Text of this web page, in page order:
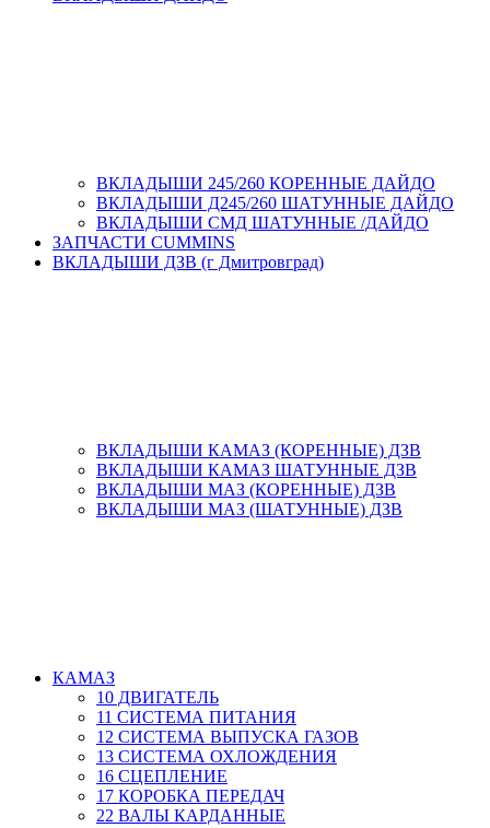
ВКЛАДЫШИ 245/260 КОРЕННЫЕ ДАЙДО
ВКЛАДЫШИ Д245/260 ШАТУННЫЕ ДАЙДО
ВКЛАДЫШИ СМД ШАТУННЫЕ /ДАЙДО
ЗАПЧАСТИ CUMMINS
ВКЛАДЫШИ ДЗВ (г Дмитровград)
ВКЛАДЫШИ КАМАЗ (КОРЕННЫЕ) ДЗВ
ВКЛАДЫШИ КАМАЗ ШАТУННЫЕ ДЗВ
ВКЛАДЫШИ МАЗ (КОРЕННЫЕ) ДЗВ
ВКЛАДЫШИ МАЗ (ШАТУННЫЕ) ДЗВ
КАМАЗ
10 ДВИГАТЕЛЬ
11 СИСТЕМА ПИТАНИЯ
12 СИСТЕМА ВЫПУСКА ГАЗОВ
13 СИСТЕМА ОХЛОЖДЕНИЯ
16 СЦЕПЛЕНИЕ
17 КОРОБКА ПЕРЕДАЧ
22 ВАЛЫ КАРДАННЫЕ